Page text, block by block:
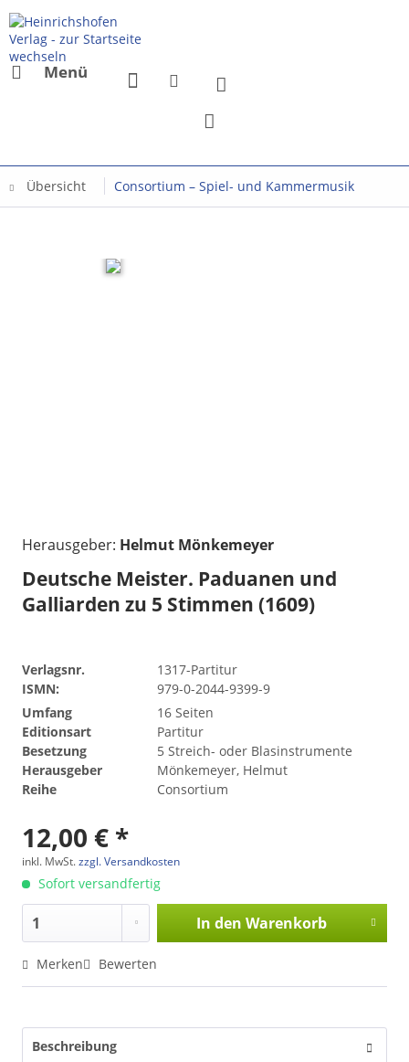
Menü
Übersicht Consortium – Spiel- und Kammermusik
Herausgeber: Helmut Mönkemeyer
Deutsche Meister. Paduanen und
Galliarden zu 5 Stimmen (1609)
Verlagsnr.
1317-Partitur
ISMN:
979-0-2044-9399-9
Umfang
16 Seiten
Editionsart
Partitur
Besetzung
5 Streich- oder Blasinstrumente
Herausgeber
Mönkemeyer, Helmut
Reihe
Consortium
12,00 € *
inkl. MwSt.zzgl. Versandkosten
Sofort versandfertig
In den Warenkorb
Merken Bewerten
Beschreibung